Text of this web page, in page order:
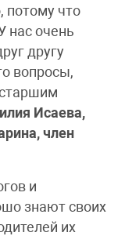
потому что
нас очень
другу
вопросы,
Исаева,
член
и
знают своих
их